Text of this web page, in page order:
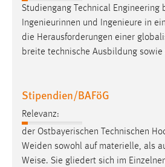
Studiengang Technical Engineering
Ingenieurinnen und Ingenieure in
die Herausforderungen einer
breite technische Ausbildung sowie
Stipendien/BAFöG
Relevanz:
der Ostbayerischen Technischen
Weiden sowohl auf materielle, als
Weise. Sie gliedert sich im